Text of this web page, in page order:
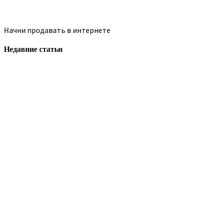
Начни продавать в интернете
Недавние статьи